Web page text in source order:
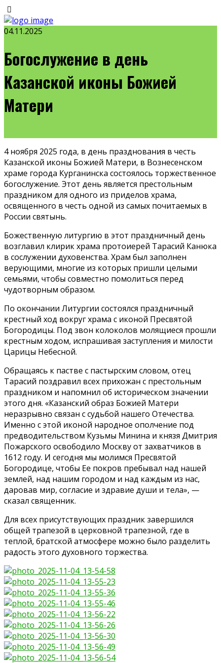
04.11.2025
Богослужение в день
Казанской иконы Божией
Матери
4 ноября 2025 года, в день празднования в честь
Казанской иконы Божией Матери, в Вознесенском
храме города Курганинска состоялось торжественное
богослужение. Этот день является престольным
праздником для одного из приделов храма,
освященного в честь одной из самых почитаемых в
России святынь.
Божественную литургию в этот праздничный день
возглавил клирик храма протоиерей Тарасий Канюка
в сослужении духовенства. Храм был заполнен
верующими, многие из которых пришли целыми
семьями, чтобы совместно помолиться перед
чудотворным образом.
По окончании Литургии состоялся праздничный
крестный ход вокруг храма с иконой Пресвятой
Богородицы. Под звон колоколов молящиеся прошли
крестным ходом, испрашивая заступления и милости
Царицы Небесной.
Обращаясь к пастве с пастырским словом, отец
Тарасий поздравил всех прихожан с престольным
праздником и напомнил об историческом значении
этого дня. «Казанский образ Божией Матери
неразрывно связан с судьбой нашего Отечества.
Именно с этой иконой народное ополчение под
предводительством Кузьмы Минина и князя Дмитрия
Пожарского освободило Москву от захватчиков в
1612 году. И сегодня мы молимся Пресвятой
Богородице, чтобы Ее покров пребывал над нашей
землей, над нашим городом и над каждым из нас,
даровав мир, согласие и здравие души и тела», —
сказал священник.
Для всех присутствующих праздник завершился
общей трапезой в церковной трапезной, где в
теплой, братской атмосфере можно было разделить
радость этого духовного торжества.